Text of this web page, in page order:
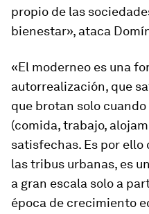
propio de las
bienestar», ataca
«El moderneo es una
autorrealización, que
que brotan solo
(comida, trabajo,
satisfechas. Es por ello
las tribus urbanas, es
a gran escala solo a
época de crecimiento